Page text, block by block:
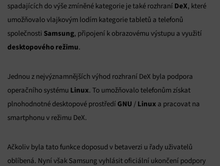
spadajících do výše zmíněné kategorie je také rozhraní DeX, které
umožňovalo vlajkovým lodím kategorie tabletů a telefonů
společnosti Samsung, připojení k obrazovému výstupu a využití
desktopového režimu.
Jednou z nejvýznamnějších výhod rozhraní DeX byla podpora
operačního systému Linux. To umožňovalo telefonům získat
plnohodnotné desktopové prostředí GNU / Linux a pracovat na
smartphonu v režimu DeX.
Ačkoliv byla tato funkce doposud v betaverzi u řady uživatelů
oblíbená. Nyní však Samsung vyhlásit oficiální ukončení podpory